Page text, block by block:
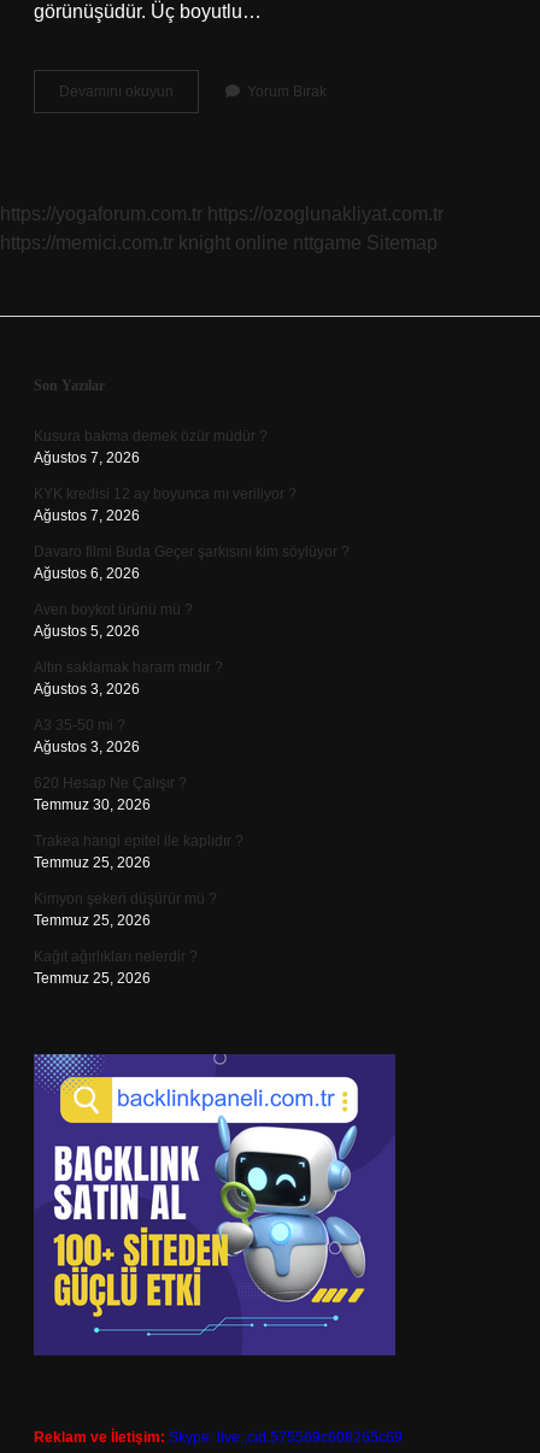
görünüşüdür. Üç boyutlu…
Devamını okuyun
Çağrışımları
Yorum Bırak
https://yogaforum.com.tr https://ozoglunakliyat.com.tr
https://memici.com.tr knight online nttgame Sitemap
Sidebar
Son Yazılar
Kusura bakma demek özür müdür ?
Ağustos 7, 2026
KYK kredisi 12 ay boyunca mı veriliyor ?
Ağustos 7, 2026
Davaro filmi Buda Geçer şarkısını kim söylüyor ?
Ağustos 6, 2026
Aven boykot ürünü mü ?
Ağustos 5, 2026
Altın saklamak haram mıdır ?
Ağustos 3, 2026
A3 35-50 mi ?
Ağustos 3, 2026
620 Hesap Ne Çalışır ?
Temmuz 30, 2026
Trakea hangi epitel ile kaplıdır ?
Temmuz 25, 2026
Kimyon şekeri düşürür mü ?
Temmuz 25, 2026
Kağıt ağırlıkları nelerdir ?
Temmuz 25, 2026
Reklam ve İletişim: Skype: live:.cid.575569c608265c69